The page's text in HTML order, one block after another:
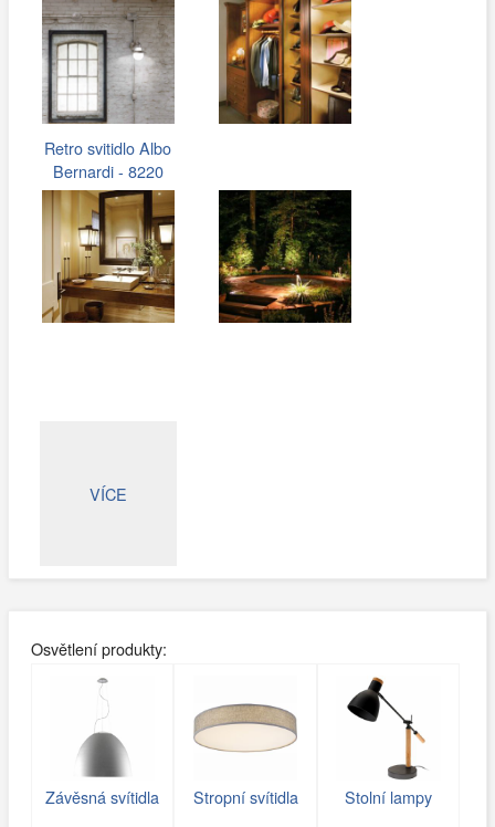
Retro svitidlo Albo
Bernardi - 8220
VÍCE
Osvětlení produkty:
Závěsná svítidla Stropní svítidla Stolní lampy